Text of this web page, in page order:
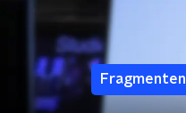
Fragmenten